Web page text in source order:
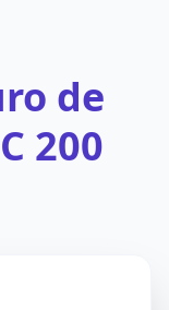
de
200